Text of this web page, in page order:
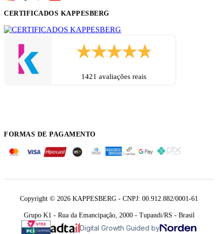
CERTIFICADOS KAPPESBERG
1421 avaliações reais
FORMAS DE PAGAMENTO
Copyright © 2026 KAPPESBERG - CNPJ: 00.912.882/0001-61
Grupo K1 - Rua da Emancipação, 2000 - Tupandi/RS - Brasil
Digital Growth Guided by